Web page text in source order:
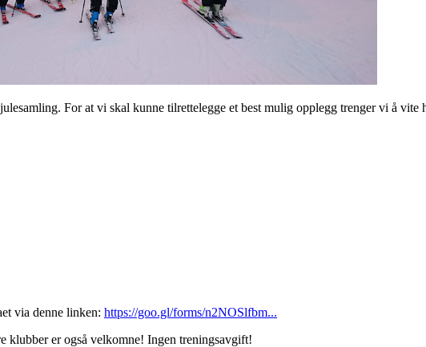
For at vi skal kunne tilrettelegge et best mulig opplegg trenger vi å vite
via denne linken: https://goo.gl/forms/n2NOSlfbm...
klubber er også velkomne! Ingen treningsavgift!